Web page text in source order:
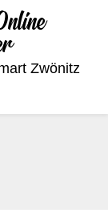
Zwönitz